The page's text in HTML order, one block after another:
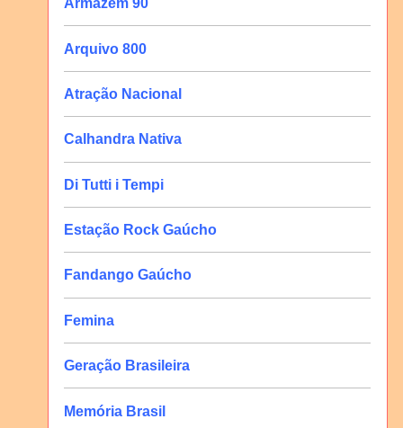
Armazém 90
Arquivo 800
Atração Nacional
Calhandra Nativa
Di Tutti i Tempi
Estação Rock Gaúcho
Fandango Gaúcho
Femina
Geração Brasileira
Memória Brasil